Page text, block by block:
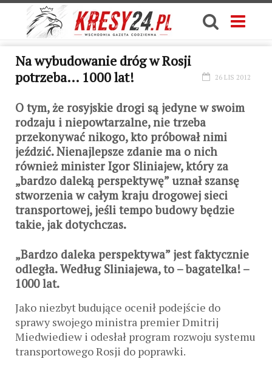
Na wybudowanie dróg w Rosji
potrzeba… 1000 lat!
26 LIS 2012
O tym, że rosyjskie drogi są jedyne w swoim
rodzaju i niepowtarzalne, nie trzeba
przekonywać nikogo, kto próbował nimi
jeździć. Nienajlepsze zdanie ma o nich
również minister Igor Sliniajew, który za
„bardzo daleką perspektywę” uznał szansę
stworzenia w całym kraju drogowej sieci
transportowej, jeśli tempo budowy będzie
takie, jak dotychczas.
„Bardzo daleka perspektywa” jest faktycznie
odległa. Według Sliniajewa, to – bagatelka! –
1000 lat.
Jako niezbyt budujące ocenił podejście do
sprawy swojego ministra premier Dmitrij
Miedwiediew i odesłał program rozwoju systemu
transportowego Rosji do poprawki.